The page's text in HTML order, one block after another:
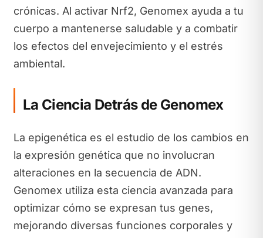
crónicas. Al activar Nrf2, Genomex ayuda a tu
cuerpo a mantenerse saludable y a combatir
los efectos del envejecimiento y el estrés
ambiental.
La Ciencia Detrás de Genomex
La epigenética es el estudio de los cambios en
la expresión genética que no involucran
alteraciones en la secuencia de ADN.
Genomex utiliza esta ciencia avanzada para
optimizar cómo se expresan tus genes,
mejorando diversas funciones corporales y